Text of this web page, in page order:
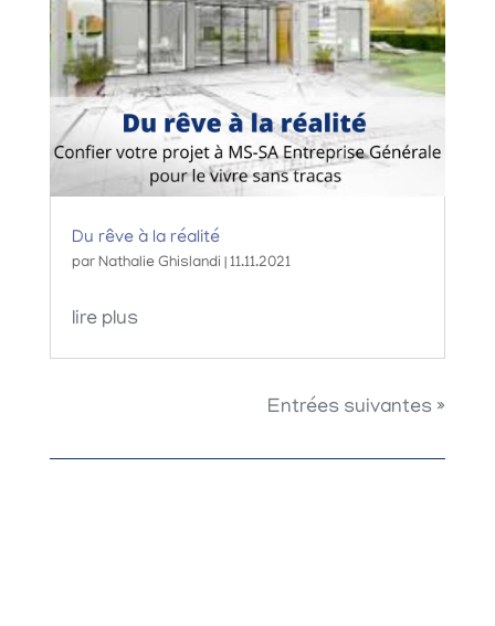
Du rêve à la réalité
par Nathalie Ghislandi | 11.11.2021
lire plus
Entrées suivantes »